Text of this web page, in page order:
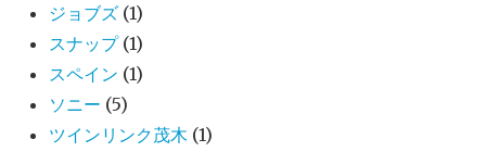
ジョブズ (1)
スナップ (1)
スペイン (1)
ソニー (5)
ツインリンク茂木 (1)